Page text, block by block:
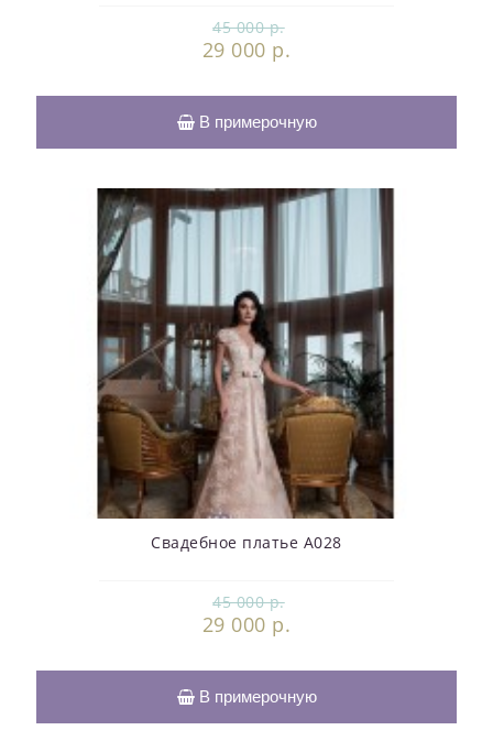
45 000 р.
29 000 р.
В примерочную
Свадебное платье А028
45 000 р.
29 000 р.
В примерочную